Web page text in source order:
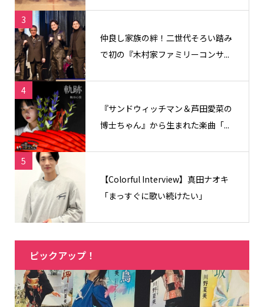
3
仲良し家族の絆！二世代そろい踏み
で初の『木村家ファミリーコンサ...
4
『サンドウィッチマン＆芦田愛菜の
博士ちゃん』から生まれた楽曲「...
5
【Colorful Interview】真田ナオキ
「まっすぐに歌い続けたい」
ピックアップ！